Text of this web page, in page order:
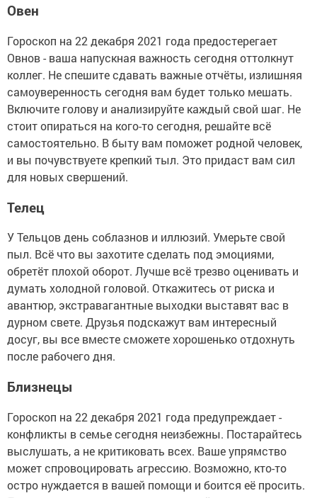
Овен
Гороскоп на 22 декабря 2021 года предостерегает
Овнов - ваша напускная важность сегодня оттолкнут
коллег. Не спешите сдавать важные отчёты, излишняя
самоуверенность сегодня вам будет только мешать.
Включите голову и анализируйте каждый свой шаг. Не
стоит опираться на кого-то сегодня, решайте всё
самостоятельно. В быту вам поможет родной человек,
и вы почувствуете крепкий тыл. Это придаст вам сил
для новых свершений.
Телец
У Тельцов день соблазнов и иллюзий. Умерьте свой
пыл. Всё что вы захотите сделать под эмоциями,
обретёт плохой оборот. Лучше всё трезво оценивать и
думать холодной головой. Откажитесь от риска и
авантюр, экстравагантные выходки выставят вас в
дурном свете. Друзья подскажут вам интересный
досуг, вы все вместе сможете хорошенько отдохнуть
после рабочего дня.
Близнецы
Гороскоп на 22 декабря 2021 года предупреждает -
конфликты в семье сегодня неизбежны. Постарайтесь
выслушать, а не критиковать всех. Ваше упрямство
может спровоцировать агрессию. Возможно, кто-то
остро нуждается в вашей помощи и боится её просить.